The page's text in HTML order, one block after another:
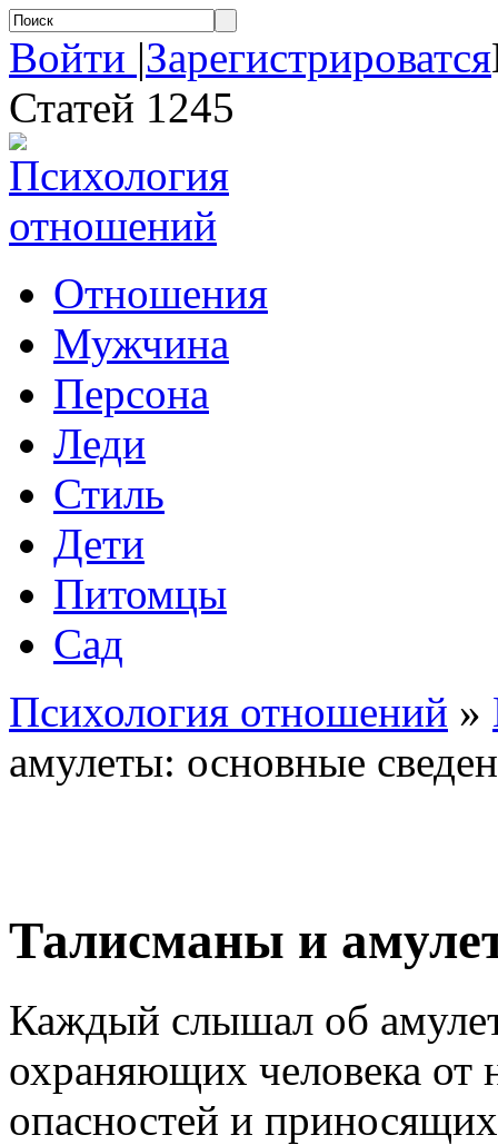
Войти |Зарегистрироватся
Статей 1245
Отношения
Мужчина
Персона
Леди
Стиль
Дети
Питомцы
Сад
Психология отношений »
амулеты: основные
Талисманы и
Каждый слышал об
охраняющих человека от
опасностей и